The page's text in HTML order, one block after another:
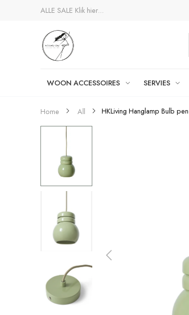
ALLE SALE Klik hier...
WOON ACCESSOIRES SERVIES
Home All